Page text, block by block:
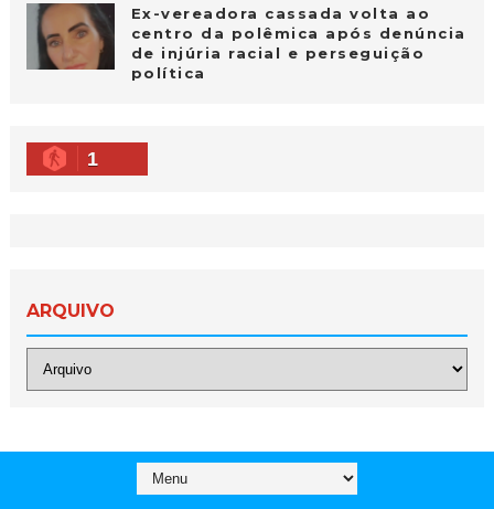
Ex-vereadora cassada volta ao
centro da polêmica após denúncia
de injúria racial e perseguição
política
1
ARQUIVO